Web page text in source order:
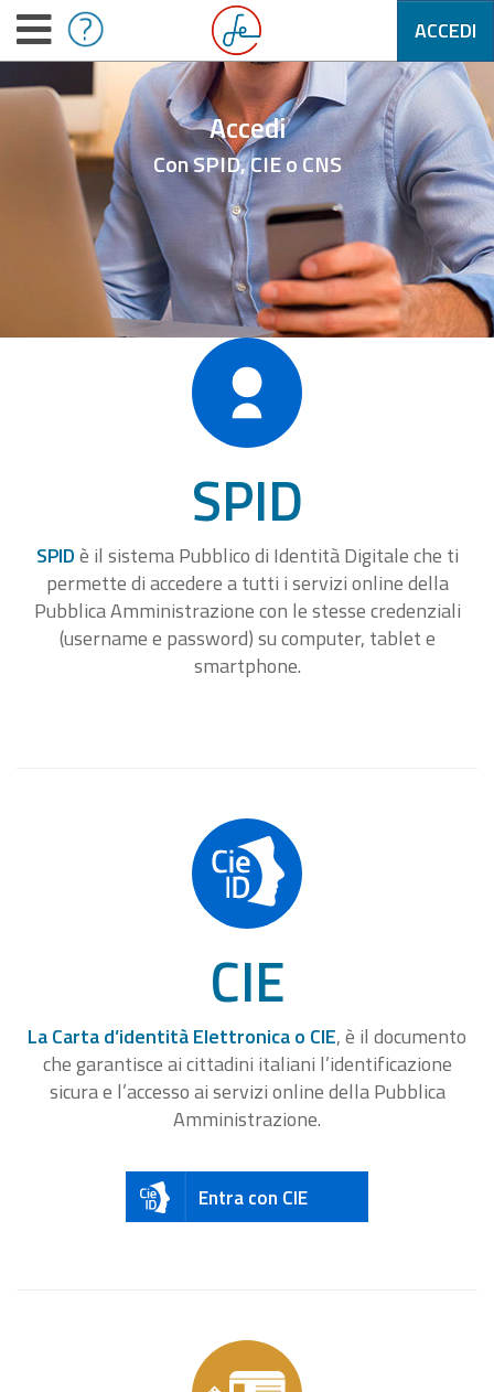
ACCEDI
Accedi
Con SPID, CIE o CNS
SPID
SPIDè il sistema Pubblico di Identità Digitale che ti
permette di accedere a tutti i servizi online della
Pubblica Amministrazione con le stesse credenziali
(username e password) su computer, tablet e
smartphone.
CIE
La Carta d’identità Elettronica o CIE, è il documento
che garantisce ai cittadini italiani l’identificazione
sicura e l’accesso ai servizi online della Pubblica
Amministrazione.
Entra con CIE